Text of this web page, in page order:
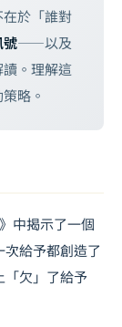
於「誰對
號——以及
。理解這
略。
中揭示了一個
次給予都創造了
欠」了給予